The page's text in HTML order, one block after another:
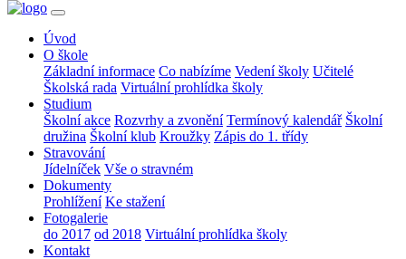
Úvod
O škole
Základní informace Co nabízíme Vedení školy Učitelé
Školská rada Virtuální prohlídka školy
Studium
Školní akce Rozvrhy a zvonění Termínový kalendář Školní
družina Školní klub Kroužky Zápis do 1. třídy
Stravování
Jídelníček Vše o stravném
Dokumenty
Prohlížení Ke stažení
Fotogalerie
do 2017 od 2018 Virtuální prohlídka školy
Kontakt